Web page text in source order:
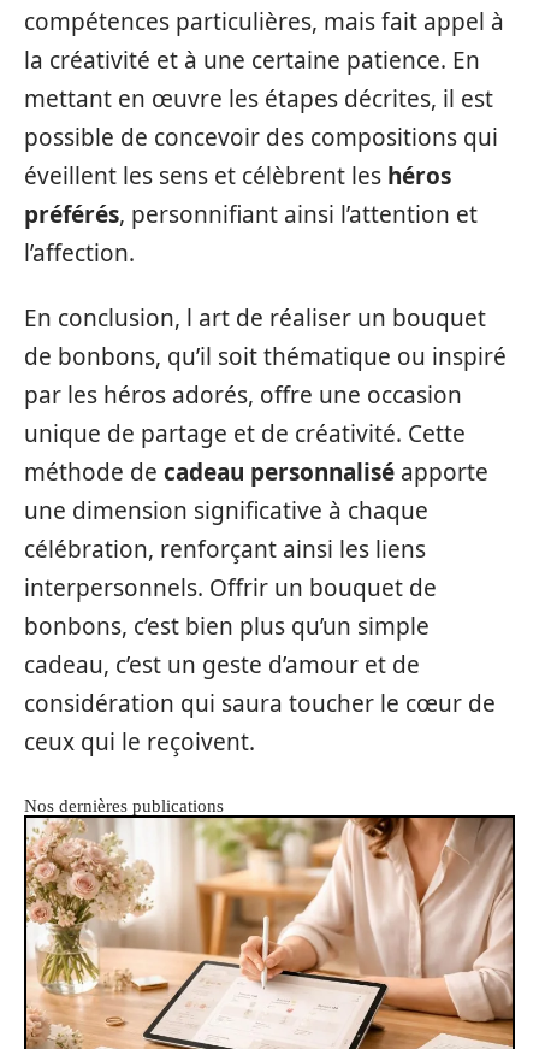
compétences particulières, mais fait appel à
la créativité et à une certaine patience. En
mettant en œuvre les étapes décrites, il est
possible de concevoir des compositions qui
éveillent les sens et célèbrent les héros
préférés, personnifiant ainsi l’attention et
l’affection.
En conclusion, l art de réaliser un bouquet
de bonbons, qu’il soit thématique ou inspiré
par les héros adorés, offre une occasion
unique de partage et de créativité. Cette
méthode de cadeau personnalisé apporte
une dimension significative à chaque
célébration, renforçant ainsi les liens
interpersonnels. Offrir un bouquet de
bonbons, c’est bien plus qu’un simple
cadeau, c’est un geste d’amour et de
considération qui saura toucher le cœur de
ceux qui le reçoivent.
Nos dernières publications